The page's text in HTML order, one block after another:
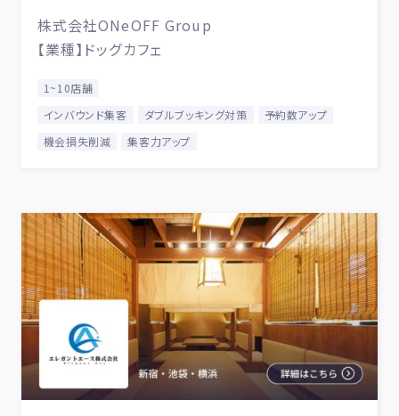
株式会社ONeOFF Group
【業種】ドッグカフェ
1~10店舗
インバウンド集客
ダブルブッキング対策
予約数アップ
機会損失削減
集客力アップ